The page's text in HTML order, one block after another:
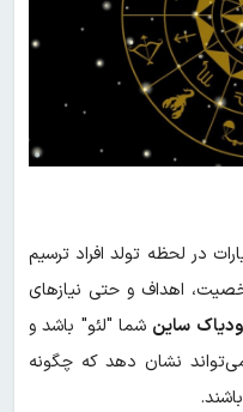
در لحظه تولد افراد ترسیم
اهداف و حتی نیازهای
ساین شما "لئو" باشد و
نشان دهد که چگونه